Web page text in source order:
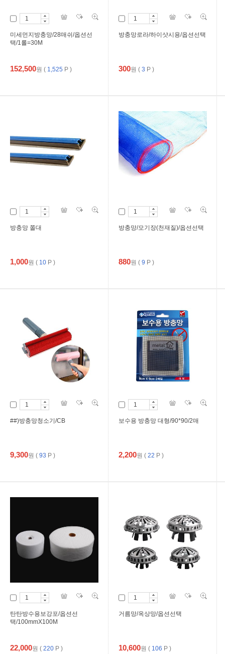
미세먼지방충망/28매쉬/옵션선
택/1롤=30M
152,500원 ( 1,525 P )
방충망로라/하이샷시용/옵션선택
300원 ( 3 P )
방충망 쫄대
1,000원 ( 10 P )
방충망/모기장(천재질)/옵션선택
880원 ( 9 P )
##)방충망청소기/CB
9,300원 ( 93 P )
보수용 방충망 대형/90*90/2매
2,200원 ( 22 P )
탄탄방수용보강포/옵션선
택/100mmX100M
22,000원 ( 220 P )
거름망/옥상망/옵션선택
10,600원 ( 106 P )